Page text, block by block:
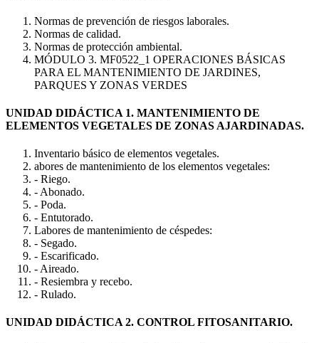
Normas de prevención de riesgos laborales.
Normas de calidad.
Normas de protección ambiental.
MÓDULO 3. MF0522_1 OPERACIONES BÁSICAS
PARA EL MANTENIMIENTO DE JARDINES,
PARQUES Y ZONAS VERDES
UNIDAD DIDÁCTICA 1. MANTENIMIENTO DE
ELEMENTOS VEGETALES DE ZONAS AJARDINADAS.
Inventario básico de elementos vegetales.
abores de mantenimiento de los elementos vegetales:
- Riego.
- Abonado.
- Poda.
- Entutorado.
Labores de mantenimiento de céspedes:
- Segado.
- Escarificado.
- Aireado.
- Resiembra y recebo.
- Rulado.
UNIDAD DIDÁCTICA 2. CONTROL FITOSANITARIO.